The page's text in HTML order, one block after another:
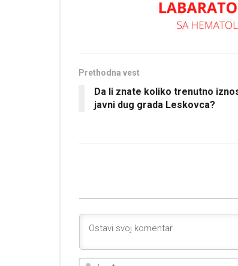
Prethodna vest
Da li znate koliko trenutno
javni dug grada Leskovca?